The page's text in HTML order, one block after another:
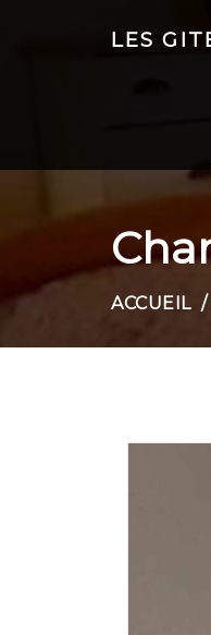
LES
ACCUEIL